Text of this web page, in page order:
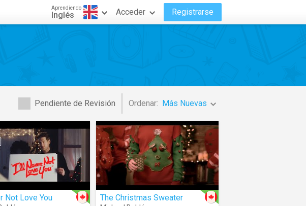
Aprendiendo
Inglés Acceder Registrarse
Pendiente de Revisión Ordenar: Más Nuevas
Not Love You The Christmas Sweater